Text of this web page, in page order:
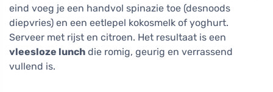
eind voeg je een handvol spinazie toe (desnoods
diepvries) en een eetlepel kokosmelk of yoghurt.
Serveer met rijst en citroen. Het resultaat is een
vleesloze lunch die romig, geurig en verrassend
vullend is.